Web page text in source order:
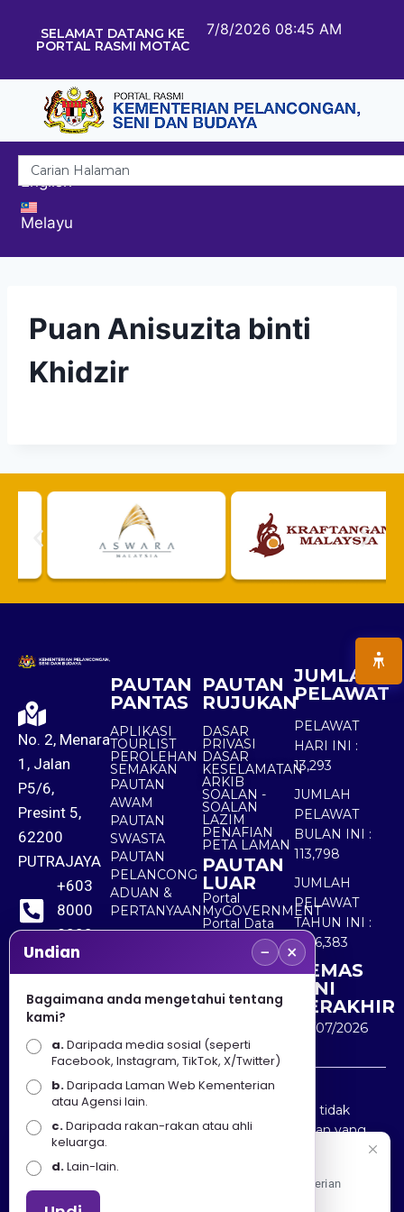
SELAMAT DATANG KE
PORTAL RASMI MOTAC
7/8/2026 08:45 AM
English
Melayu
Puan Anisuzita binti
Khidzir
No. 2, Menara
1, Jalan
P5/6,
Presint 5,
62200
PUTRAJAYA
+603
8000
8000
+603
8891
7100
PAUTAN
PANTAS
APLIKASI
TOURLIST
PEROLEHAN
SEMAKAN
PAUTAN
AWAM
PAUTAN
SWASTA
PAUTAN
PELANCONG
ADUAN &
PERTANYAAN
PAUTAN
RUJUKAN
DASAR
PRIVASI
DASAR
KESELAMATAN
ARKIB
SOALAN -
SOALAN
LAZIM
PENAFIAN
PETA LAMAN
PAUTAN
LUAR
Portal
MyGOVERNMENT
Portal Data
Terbuka
Sektor Awam
JUMLAH
PELAWAT
PELAWAT
HARI INI :
13,293
JUMLAH
PELAWAT
BULAN INI :
113,798
JUMLAH
PELAWAT
TAHUN INI :
5,516,383
KEMAS
KINI
TERAKHIR
30/07/2026
Penafian : Kerajaan Malaysia dan Kementerian
Pelancongan Seni dan Budaya (MOTAC) adalah tidak
bertanggungjawab atas kehilangan atau kerugian yang
disebabkan oleh penggunaan mana-mana maklumat
yang diperolehi dari portal ini.
Undian − ×
Bagaimana anda mengetahui tentang
kami?
a.Daripada media sosial (seperti
Facebook, Instagram, TikTok, X/Twitter)
b.Daripada Laman Web Kementerian
atau Agensi lain.
c.Daripada rakan-rakan atau ahli
keluarga.
d.Lain-lain.
Apa Khabar! Selamat datang ke Portal Rasmi Kementerian
Pelancongan, Seni dan Budaya